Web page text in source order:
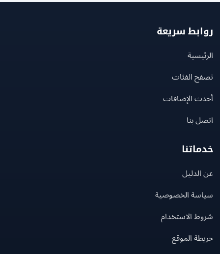
سريعة
الفئات
الإضافات
بنا
الخصوصية
الاستخدام
الموقع